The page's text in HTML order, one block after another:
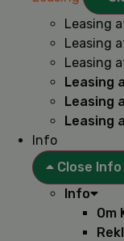
Leasing
Leasing
Leasing
Leasing
Leasing
Leasing
Info
Close Info
Info
Om